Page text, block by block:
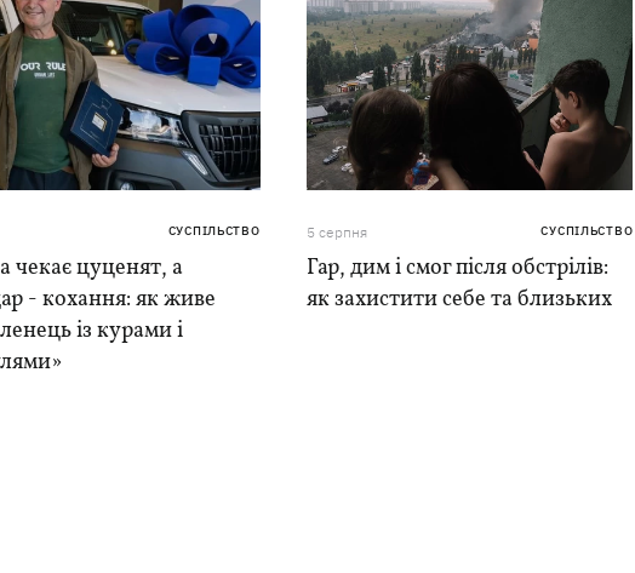
СУСПІЛЬСТВО
чекає цуценят, а
- кохання: як живе
із курами і
5 серпня СУСПІЛЬСТВО
Гар, дим і смог після обстрілів:
як захистити себе та близьких